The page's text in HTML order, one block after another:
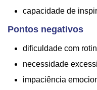
capacidade de
Pontos negativos
dificuldade com
necessidade
impaciência